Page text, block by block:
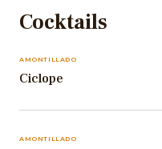
Cocktails
AMONTILLADO
Ciclope
AMONTILLADO